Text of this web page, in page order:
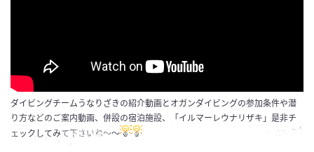
ダイビングチームうなりざきの紹介動画とオガンダイビングの参加条件や潜
り方などのご案内動画、併設の宿泊施設、「イルマーレウナリザキ」是非チ
ェックしてみて下さいね～～